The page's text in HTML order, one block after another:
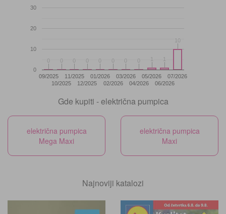
09/2025
10/2025
11/2025
12/2025
01/2026
02/2026
03/2026
04/2026
05/2026
06/2026
07/2026
0
10
20
30
00 00 00 00 00 00 00 00 11 11
10
10
Gde kupiti - električna pumpica
električna pumpica
Mega Maxi
električna pumpica
Maxi
Najnoviji katalozi